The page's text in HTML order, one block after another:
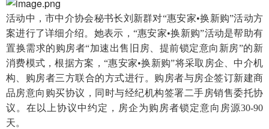
活动中，市中介协会秘书长刘新群对“惠安家•换新购”活动方
案进行了详细介绍。她表示，“惠安家•换新购”活动是帮助有
置换需求的购房者“加速出售旧房、提前锁定意向新房”的新
消费模式，根据方案，“惠安家•换新购”将采取房企、中介机
构、购房者三方联合的方式进行。购房者与房企签订新建商
品房意向购买协议，同时与经纪机构签署二手房销售委托协
议。在以上协议中约定，房企为购房者锁定意向房源30-90
天。